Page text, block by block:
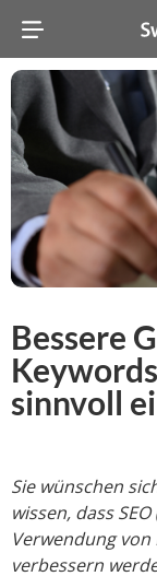
Bessere
sinnvoll
Sie wünschen
wissen, dass
Verwendung
verbessern